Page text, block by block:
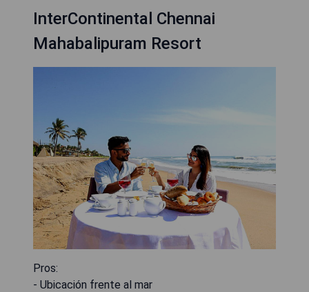
InterContinental Chennai
Mahabalipuram Resort
Pros:
- Ubicación frente al mar